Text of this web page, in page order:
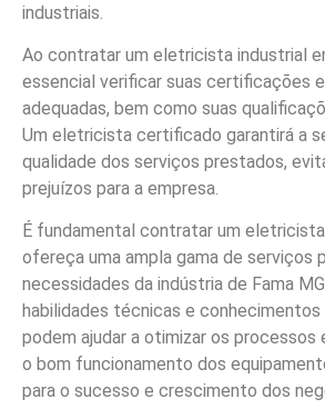
industriais.
Ao contratar um eletricista industrial
essencial verificar suas certificações
adequadas, bem como suas
Um eletricista certificado garantirá a
qualidade dos serviços prestados,
prejuízos para a empresa.
É fundamental contratar um
ofereça uma ampla gama de serviços
necessidades da indústria de Fama
habilidades técnicas e
podem ajudar a otimizar os
o bom funcionamento dos
para o sucesso e crescimento dos